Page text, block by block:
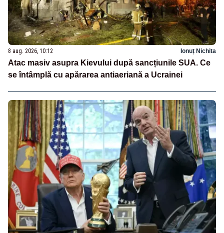
8 aug. 2026, 10:12 Ionuț Nichita
Atac masiv asupra Kievului după sancțiunile SUA. Ce
se întâmplă cu apărarea antiaeriană a Ucrainei